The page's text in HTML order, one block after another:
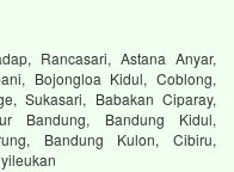
Rancasari, Astana Anyar,
Bojongloa Kidul, Coblong,
Sukasari, Babakan Ciparay,
Bandung, Bandung Kidul,
Bandung Kulon, Cibiru,